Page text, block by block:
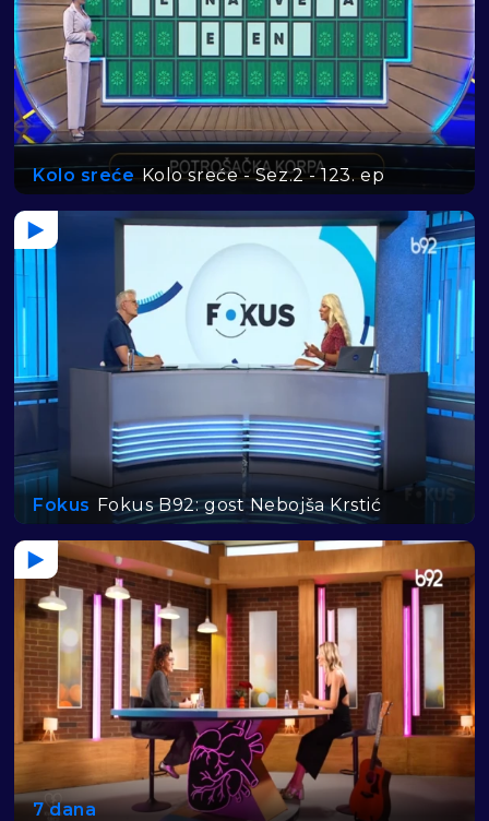
Kolo sreće Kolo sreće - Sez.2 - 123. ep
Fokus Fokus B92: gost Nebojša Krstić
7 dana